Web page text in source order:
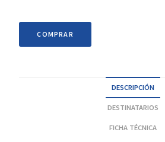
COMPRAR
DESCRIPCIÓN
DESTINATARIOS
FICHA TÉCNICA